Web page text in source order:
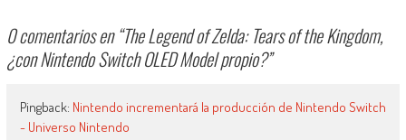
0 comentarios en “The Legend of Zelda: Tears of the Kingdom,
¿con Nintendo Switch OLED Model propio?”
Pingback: Nintendo incrementará la producción de Nintendo Switch
- Universo Nintendo